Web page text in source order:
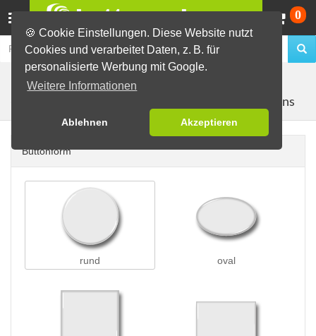
🍪 Cookie Einstellungen. Diese Website nutzt
Cookies und verarbeitet Daten, z. B. für
personalisierte Werbung mit Google.
Weitere Informationen
Ablehnen Akzeptieren
0
Buttons erstellen Buttons auf Karten
mit 3 Buttons
Buttonform
rund oval